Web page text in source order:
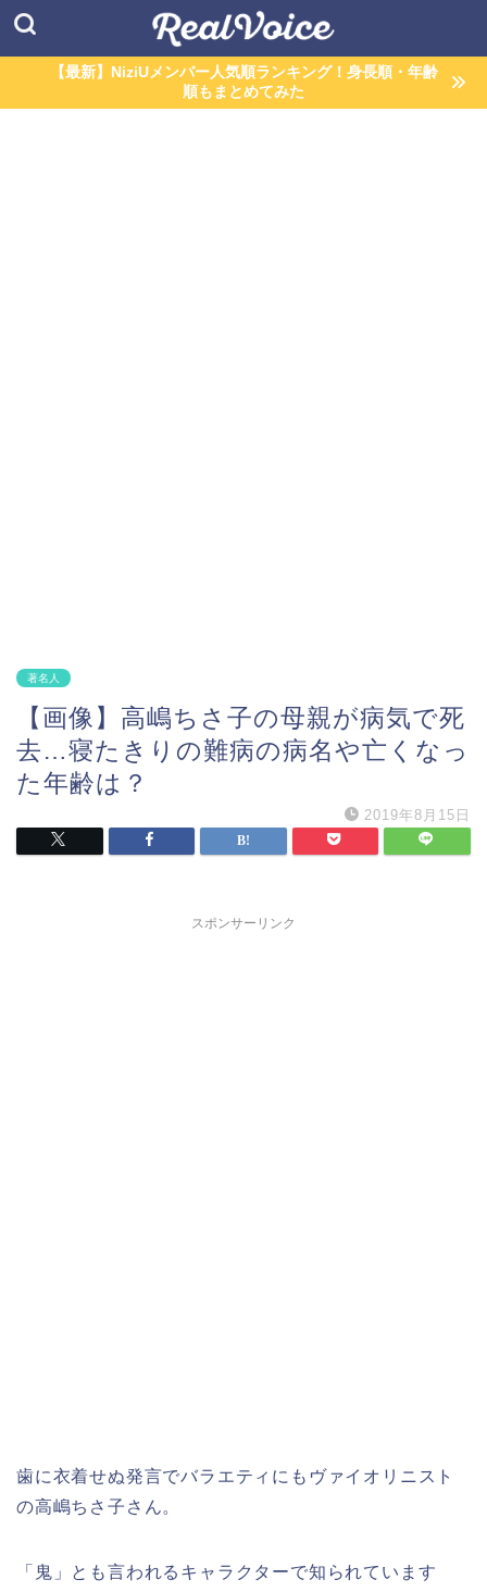
【最新】NiziUメンバー人気順ランキング！身長順・年齢
順もまとめてみた
著名人
【画像】高嶋ちさ子の母親が病気で死
去…寝たきりの難病の病名や亡くなっ
た年齢は？
2019年8月15日
スポンサーリンク
歯に衣着せぬ発言でバラエティにもヴァイオリニスト
の高嶋ちさ子さん。
「鬼」とも言われるキャラクターで知られています